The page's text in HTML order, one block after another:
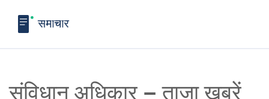
संविधान अधिकार – ताज़ा ख़बरें